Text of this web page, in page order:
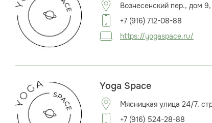
Вознесенский пер., дом 9,
+7 (916) 712-08-88
https://yogaspace.ru/
Yoga Space
Мясницкая улица 24/7,
+7 (916) 524-28-88